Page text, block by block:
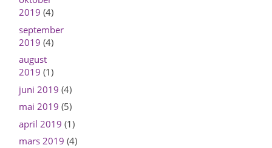
2019 (4)
september
2019 (4)
august
2019 (1)
juni 2019 (4)
mai 2019 (5)
april 2019 (1)
mars 2019 (4)